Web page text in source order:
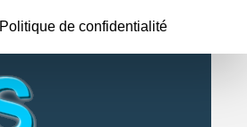
Politique de confidentialité